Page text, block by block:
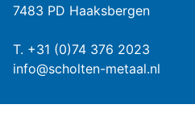
7483 PD Haaksbergen
T. +31 (0)74 376 2023
info@scholten-metaal.nl